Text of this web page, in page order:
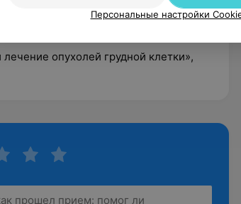
опухолей визуальной
опухолей грудной клетки»,
Персональные настройки